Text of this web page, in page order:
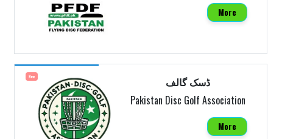
More
New
ڈسک گالف
Pakistan Disc Golf Association
More